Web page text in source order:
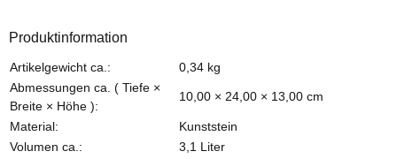
Produktinformation
Produkteigenschaft
Wert
Artikelgewicht ca.: 0,34 kg
Abmessungen ca. ( Tiefe ×
Breite × Höhe ):
10,00 × 24,00 × 13,00 cm
Material:
Kunststein
Volumen ca.:
3,1 Liter